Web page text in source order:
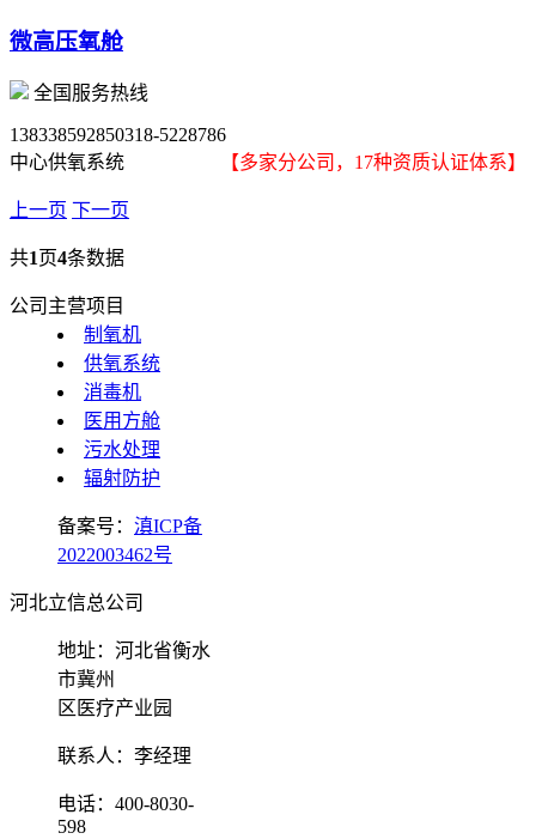
微高压氧舱
全国服务热线
138338592850318-5228786
中心供氧系统
【多家分公司，17种资质认证体系】
上一页 下一页
共1页4条数据
公司主营项目
制氧机
供氧系统
消毒机
医用方舱
污水处理
辐射防护
备案号： 滇ICP备
2022003462号
河北立信总公司
地址：河北省衡水
市冀州
区医疗产业园
联系人：李经理
电话：400-8030-
598